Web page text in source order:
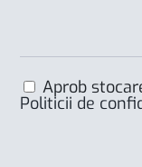
Aprob
Politicii de